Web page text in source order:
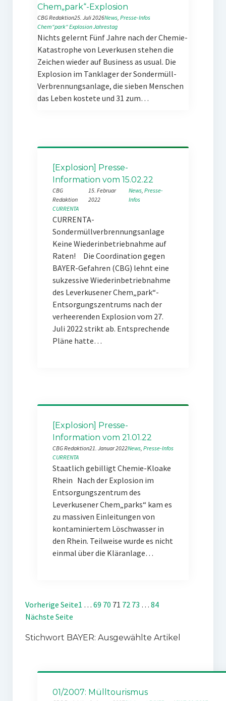
Chem„park“-Explosion
CBG Redaktion25. Juli 2026News, Presse-Infos
Chem“park“ExplosionJahrestag
Nichts gelernt Fünf Jahre nach der Chemie-
Katastrophe von Leverkusen stehen die
Zeichen wieder auf Business as usual. Die
Explosion im Tanklager der Sondermüll-
Verbrennungsanlage, die sieben Menschen
das Leben kostete und 31 zum…
[Explosion] Presse-
Information vom 15.02.22
CBG
Redaktion
15. Februar
2022
News, Presse-
Infos
CURRENTA
CURRENTA-
Sondermüllverbrennungsanlage
Keine Wiederinbetriebnahme auf
Raten! Die Coordination gegen
BAYER-Gefahren (CBG) lehnt eine
sukzessive Wiederinbetriebnahme
des Leverkusener Chem„park“-
Entsorgungszentrums nach der
verheerenden Explosion vom 27.
Juli 2022 strikt ab. Entsprechende
Pläne hatte…
[Explosion] Presse-
Information vom 21.01.22
CBG Redaktion21. Januar 2022News, Presse-Infos
CURRENTA
Staatlich gebilligt Chemie-Kloake
Rhein Nach der Explosion im
Entsorgungszentrum des
Leverkusener Chem„parks“ kam es
zu massiven Einleitungen von
kontaminiertem Löschwasser in
den Rhein. Teilweise wurde es nicht
einmal über die Kläranlage…
Vorherige Seite1 … 69 70 71 72 73 … 84
Nächste Seite
Stichwort BAYER: Ausgewählte Artikel
01/2007: Mülltourismus